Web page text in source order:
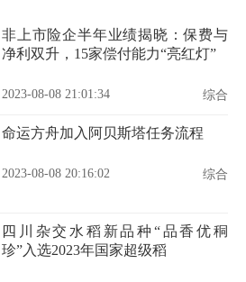
非上市险企半年业绩揭晓：保费与
净利双升，15家偿付能力“亮红灯”
2023-08-08 21:01:34 综合
命运方舟加入阿贝斯塔任务流程
2023-08-08 20:16:02 综合
四川杂交水稻新品种“品香优秱
珍”入选2023年国家超级稻